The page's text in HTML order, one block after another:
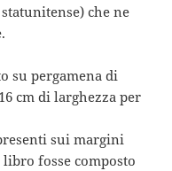
che ne
su pergamena di
cm di larghezza per
sui margini
fosse composto